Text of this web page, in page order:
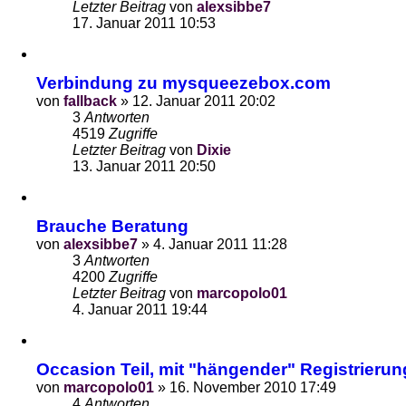
Letzter Beitrag von alexsibbe7
17. Januar 2011 10:53
Verbindung zu mysqueezebox.com
von fallback » 12. Januar 2011 20:02
3 Antworten
4519 Zugriffe
Letzter Beitrag von Dixie
13. Januar 2011 20:50
Brauche Beratung
von alexsibbe7 » 4. Januar 2011 11:28
3 Antworten
4200 Zugriffe
Letzter Beitrag von marcopolo01
4. Januar 2011 19:44
Occasion Teil, mit "hängender"
von marcopolo01 » 16. November 2010 17:49